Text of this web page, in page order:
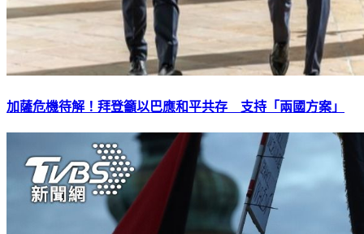
加薩危機待解！拜登籲以巴應和平共存 支持「兩國方案」